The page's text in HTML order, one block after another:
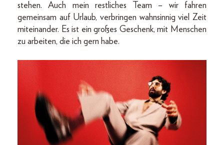
stehen. Auch mein restliches Team – wir fahren
gemeinsam auf Urlaub, verbringen wahnsinnig viel Zeit
miteinander. Es ist ein großes Geschenk, mit Menschen
zu arbeiten, die ich gern habe.